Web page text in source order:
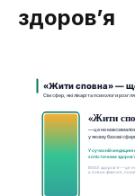
здоров’я